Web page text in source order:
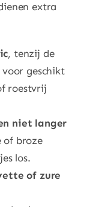
extra
, tenzij de
geschikt
roestvrij
niet langer
of broze
los.
of zure